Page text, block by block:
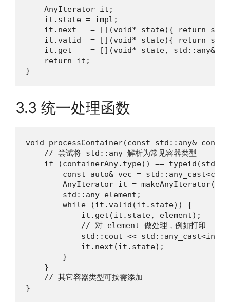
    AnyIterator it;
    it.state = impl;
it.next   = [](void* state){ return
it.valid  = [](void* state){ return
it.get    = [](void* state, std::any&
    return it;
}
3.3 统一处理函数
void processContainer(const std::any&
    // 尝试将 std::any 解析为常见容器类型
if (containerAny.type() ==
const auto& vec =
AnyIterator it =
        std::any element;
        while (it.valid(it.state)) {
            it.get(it.state, element);
            // 对 element 做处理，例如打印
std::cout <<
            it.next(it.state);
        }
    }
    // 其它容器类型可按需添加
}